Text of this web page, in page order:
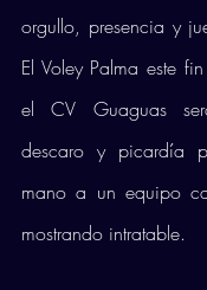
orgullo, presencia y
El Voley Palma este
el CV Guaguas
descaro y picardía
mano a un equipo
mostrando intratable.